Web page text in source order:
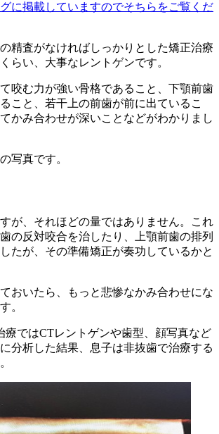
に掲載していますのでそちらをご覧くだ
精査がなければしっかりとした矯正治療
らい、大事なレントゲンです。
咬む力が強い骨格であること、下顎前歯
こと、若干上の前歯が前に出ているこ
かみ合わせが深いことなどがわかりまし
写真です。
が、それほどの量ではありません。これ
の反対咬合を治したり、上顎前歯の排列
たが、その準備矯正が奏功しているかと
おいたら、もっと悲惨なかみ合わせにな
。
療ではCTレントゲンや歯型、顔写真など
分析した結果、息子は非抜歯で治療する